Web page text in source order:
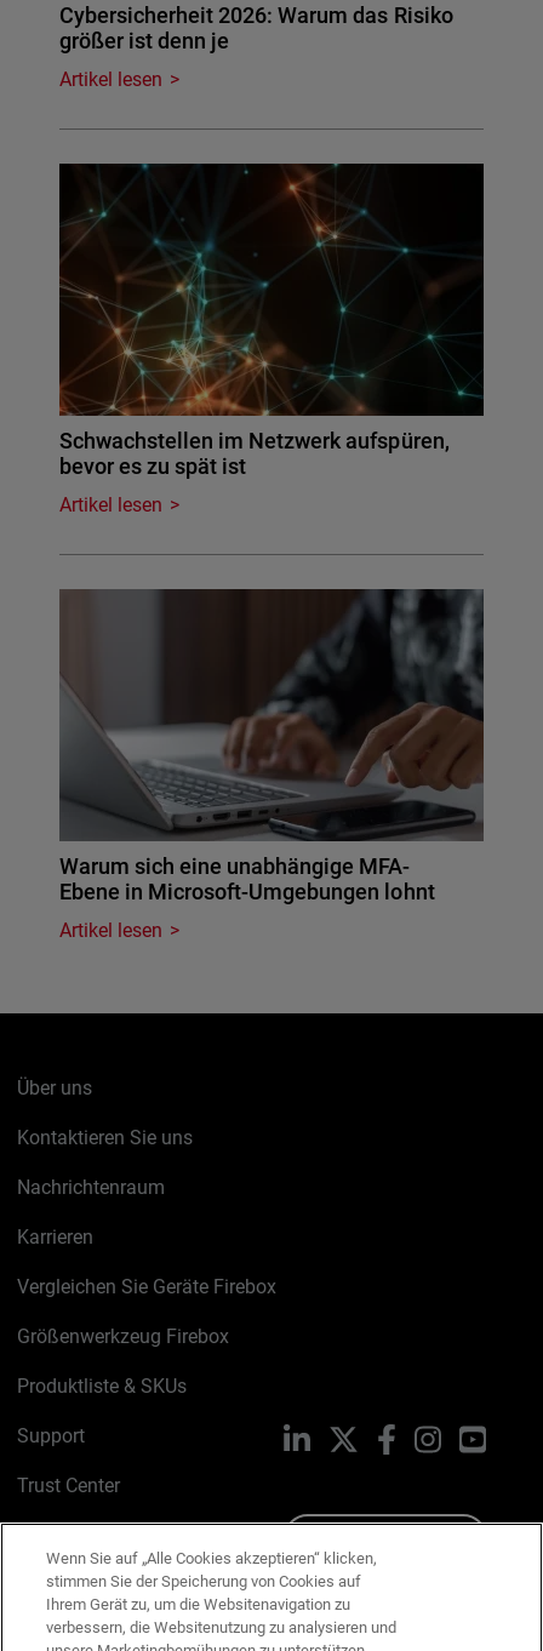
Cybersicherheit 2026: Warum das Risiko
größer ist denn je
Artikel lesen
Schwachstellen im Netzwerk aufspüren,
bevor es zu spät ist
Artikel lesen
Warum sich eine unabhängige MFA-
Ebene in Microsoft-Umgebungen lohnt
Artikel lesen
Über uns
Kontaktieren Sie uns
Nachrichtenraum
Karrieren
Vergleichen Sie Geräte Firebox
Größenwerkzeug Firebox
Produktliste & SKUs
Support
Trust Center
Cookie-Richtlinie
Datenschutzrichtlinie
LinkedIn FacebookInstagram
Wenn Sie auf „Alle Cookies akzeptieren“ klicken,
stimmen Sie der Speicherung von Cookies auf
Ihrem Gerät zu, um die Websitenavigation zu
verbessern, die Websitenutzung zu analysieren und